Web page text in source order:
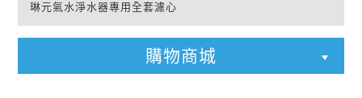
琳元氣水淨水器專用全套濾心
購物商城